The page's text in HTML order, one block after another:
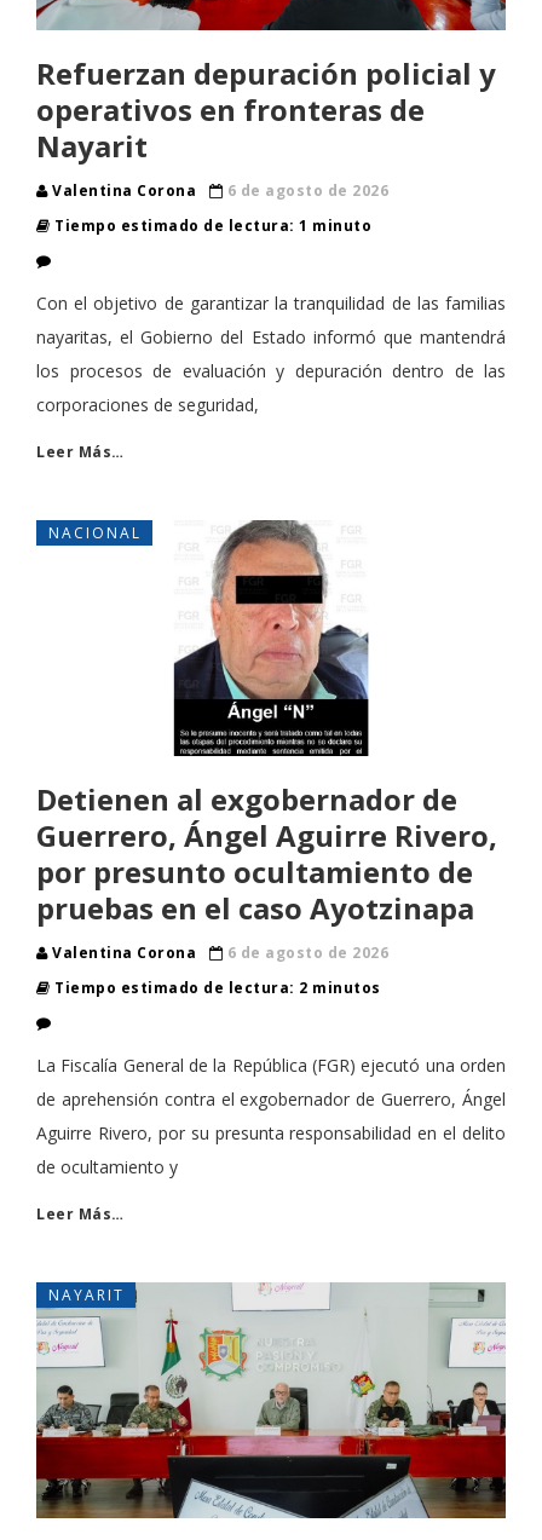
Refuerzan depuración policial y
operativos en fronteras de
Nayarit
Valentina Corona
6 de agosto de 2026
Tiempo estimado de lectura: 1 minuto
Con el objetivo de garantizar la tranquilidad de las familias
nayaritas, el Gobierno del Estado informó que mantendrá
los procesos de evaluación y depuración dentro de las
corporaciones de seguridad,
Leer Más…
NACIONAL
Detienen al exgobernador de
Guerrero, Ángel Aguirre Rivero,
por presunto ocultamiento de
pruebas en el caso Ayotzinapa
Valentina Corona
6 de agosto de 2026
Tiempo estimado de lectura: 2 minutos
La Fiscalía General de la República (FGR) ejecutó una orden
de aprehensión contra el exgobernador de Guerrero, Ángel
Aguirre Rivero, por su presunta responsabilidad en el delito
de ocultamiento y
Leer Más…
NAYARIT